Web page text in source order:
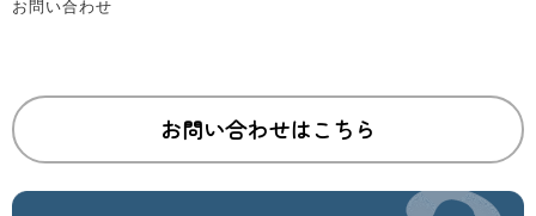
お問い合わせはこちら